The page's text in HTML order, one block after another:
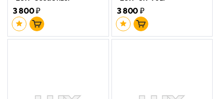
3 800₽ 3 800₽